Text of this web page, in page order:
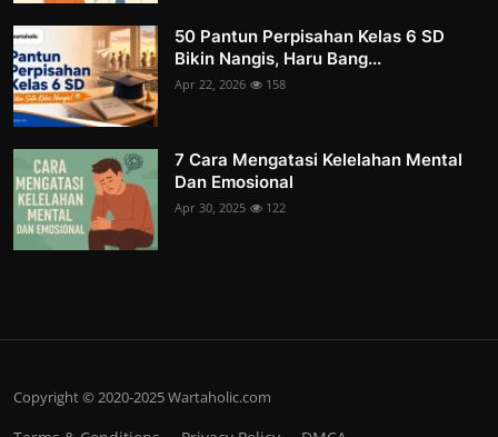
50 Pantun Perpisahan Kelas 6 SD
Bikin Nangis, Haru Bang...
Apr 22, 2026 158
7 Cara Mengatasi Kelelahan Mental
Dan Emosional
Apr 30, 2025 122
Copyright © 2020-2025 Wartaholic.com